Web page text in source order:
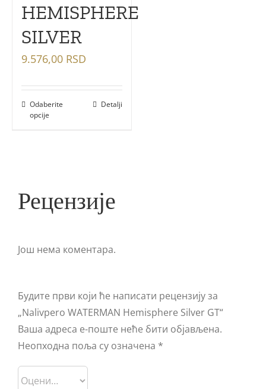
HEMISPHERE
SILVER
9.576,00 RSD
Odaberite
opcije
Detalji
Рецензије
Још нема коментара.
Будите први који ће написати рецензију за
„Nalivpero WATERMAN Hemisphere Silver GT“
Ваша адреса е-поште неће бити објављена.
Неопходна поља су означена *